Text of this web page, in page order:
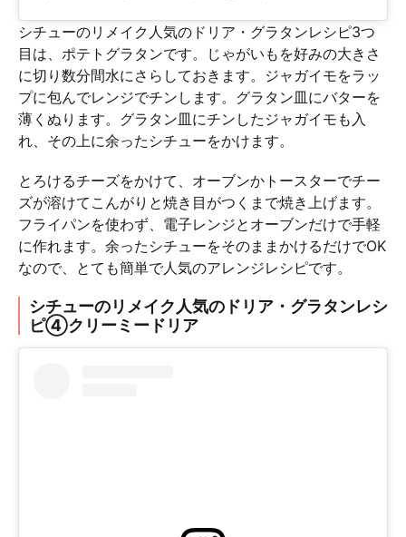
シチューのリメイク人気のドリア・グラタンレシピ3つ
目は、ポテトグラタンです。じゃがいもを好みの大きさ
に切り数分間水にさらしておきます。ジャガイモをラッ
プに包んでレンジでチンします。グラタン皿にバターを
薄くぬります。グラタン皿にチンしたジャガイモも入
れ、その上に余ったシチューをかけます。
とろけるチーズをかけて、オーブンかトースターでチー
ズが溶けてこんがりと焼き目がつくまで焼き上げます。
フライパンを使わず、電子レンジとオーブンだけで手軽
に作れます。余ったシチューをそのままかけるだけでOK
なので、とても簡単で人気のアレンジレシピです。
シチューのリメイク人気のドリア・グラタンレシ
ピ④クリーミードリア